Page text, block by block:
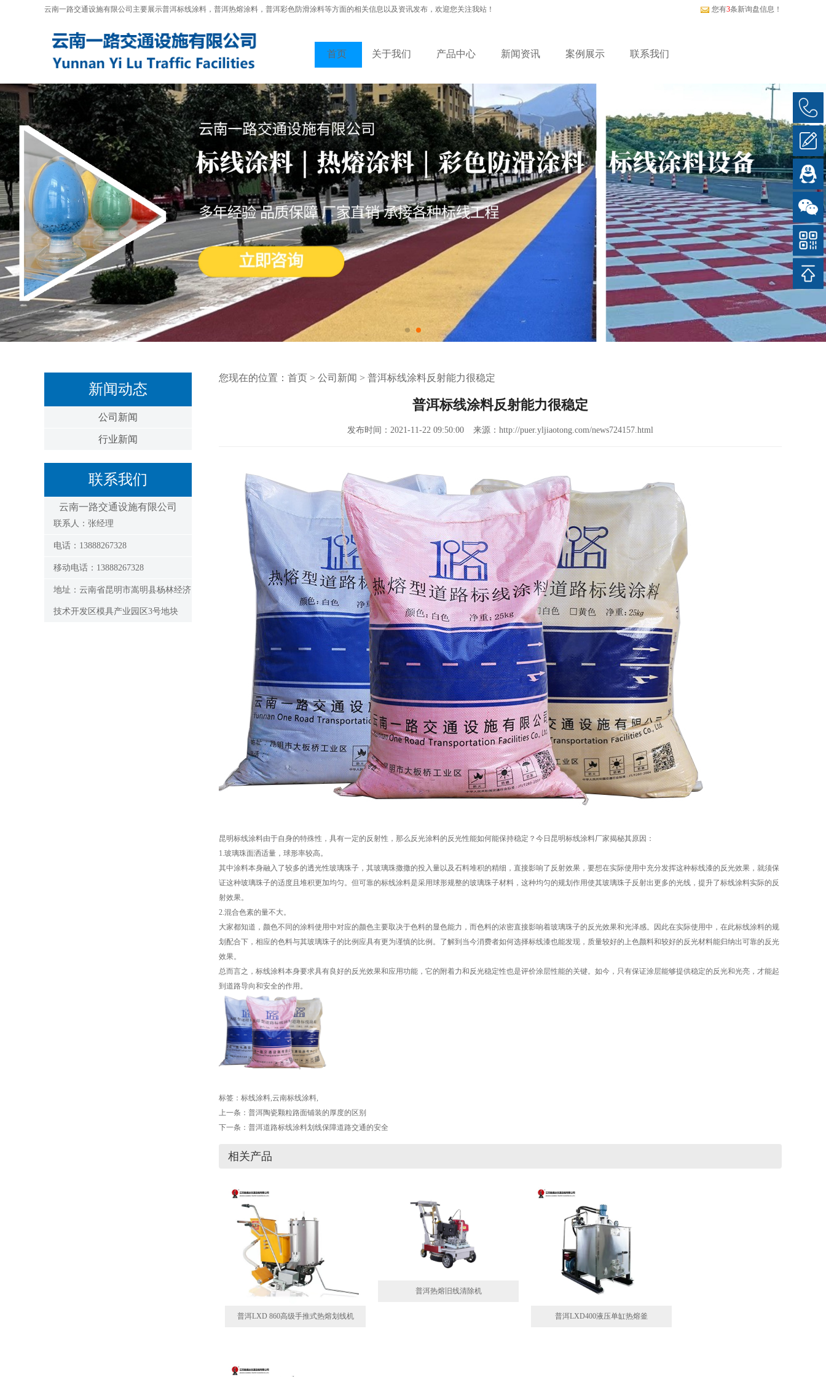
云南一路交通设施有限公司主要展示普洱标线涂料 ，普洱热熔涂料，普洱彩色防滑涂料等方面的相关信息以及资讯发布，欢迎您关注我站！ 您有3条新询盘信息！
首页 关于我们 产品中心 新闻资讯 案例展示 联系我们
新闻动态
公司新闻
行业新闻
联系我们
云南一路交通设施有限公司
联系人：张经理
电话：13888267328
移动电话：13888267328
地址：云南省昆明市嵩明县杨林经济
技术开发区模具产业园区3号地块
您现在的位置： 首页 > 公司新闻 > 普洱标线涂料反射能力很稳定
普洱标线涂料反射能力很稳定
发布时间：2021-11-22 09:50:00 来源：http://puer.yljiaotong.com/news724157.html
昆明标线涂料由于自身的特殊性，具有一定的反射性，那么反光涂料的反光性能如何能保持稳定？今日昆明标线涂料厂家揭秘其原因：
1.玻璃珠面洒适量，球形率较高。
其中涂料本身融入了较多的透光性玻璃珠子，其玻璃珠撒撒的投入量以及石料堆积的精细，直接影响了反射效果，要想在实际使用中充分发挥这种标线漆的反光效果，就须保
证这种玻璃珠子的适度且堆积更加均匀。但可靠的标线涂料是采用球形规整的玻璃珠子材料，这种均匀的规划作用使其玻璃珠子反射出更多的光线，提升了标线涂料实际的反
射效果。
2.混合色素的量不大。
大家都知道，颜色不同的涂料使用中对应的颜色主要取决于色料的显色能力，而色料的浓密直接影响着玻璃珠子的反光效果和光泽感。因此在实际使用中，在此标线涂料的规
划配合下，相应的色料与其玻璃珠子的比例应具有更为谨慎的比例。了解到当今消费者如何选择标线漆也能发现，质量较好的上色颜料和较好的反光材料能归纳出可靠的反光
效果。
总而言之，标线涂料本身要求具有良好的反光效果和应用功能，它的附着力和反光稳定性也是评价涂层性能的关键。如今，只有保证涂层能够提供稳定的反光和光亮，才能起
到道路导向和安全的作用。
标签： 标线涂料,云南标线涂料,
上一条： 普洱陶瓷颗粒路面铺装的厚度的区别
下一条： 普洱道路标线涂料划线保障道路交通的安全
相关产品
普洱LXD 860高级手推式热熔划线机
普洱热熔旧线清除机
普洱LXD400液压单缸热熔釜